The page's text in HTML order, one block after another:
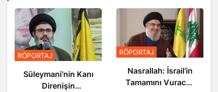
RÖPORTAJ
Süleymani’nin Kanı
Direnişin
RÖPORTAJ
Nasrallah: İsrail’in
Tamamını Vuracak